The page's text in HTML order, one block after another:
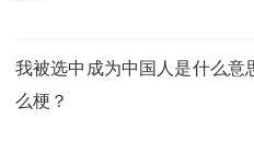
我被选中成为中国人是什么意
么梗？